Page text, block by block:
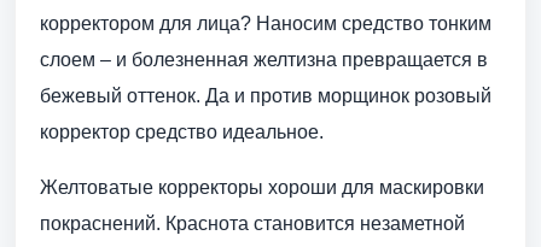
корректором для лица? Наносим средство тонким
слоем – и болезненная желтизна превращается в
бежевый оттенок. Да и против морщинок розовый
корректор средство идеальное.
Желтоватые корректоры хороши для маскировки
покраснений. Краснота становится незаметной